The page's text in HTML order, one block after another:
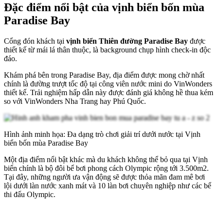
Đặc điểm nổi bật của vịnh biển bốn mùa
Paradise Bay
Cổng đón khách tại vịnh biển Thiên đường Paradise Bay được
thiết kế từ mái lá thân thuộc, là background chụp hình check-in độc
đáo.
Khám phá bên trong Paradise Bay, địa điểm được mong chờ nhất
chính là đường trượt tốc độ tại công viên nước mini do VinWonders
thiết kế. Trải nghiệm hấp dẫn này được đánh giá không hề thua kém
so với VinWonders Nha Trang hay Phú Quốc.
Hình ảnh minh họa: Đa dạng trò chơi giải trí dưới nước tại Vịnh
biển bốn mùa Paradise Bay
Một địa điểm nổi bật khác mà du khách không thể bỏ qua tại Vịnh
biển chính là bộ đôi bể bơi phong cách Olympic rộng tới 3.500m2.
Tại đây, những người ưa vận động sẽ được thỏa mãn đam mê bơi
lội dưới làn nước xanh mát và 10 làn bơi chuyên nghiệp như các bể
thi đấu Olympic.